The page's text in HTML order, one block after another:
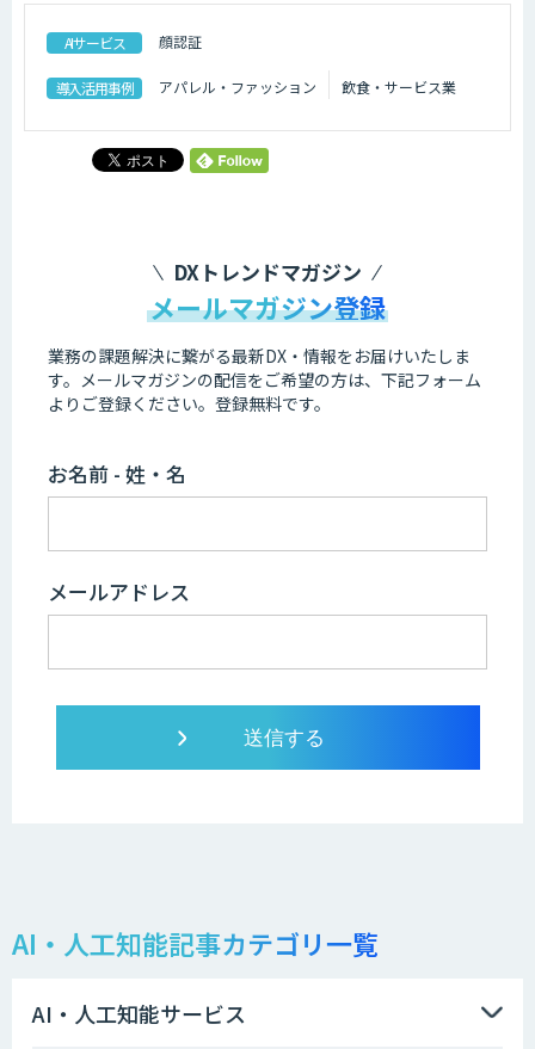
AIサービス 顔認証
導入活用事例 アパレル・ファッション 飲食・サービス業
DXトレンドマガジン
メールマガジン登録
業務の課題解決に繋がる最新DX・情報をお届けいたしま
す。 メールマガジンの配信をご希望の方は、下記フォーム
よりご登録ください。登録無料です。
お名前 - 姓・名
メールアドレス
AI・人工知能記事カテゴリ一覧
AI・人工知能サービス